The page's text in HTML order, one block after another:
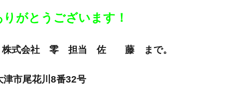
がとうございます！
株式会社 零 担当 佐 藤 まで。
市尾花川8番32号